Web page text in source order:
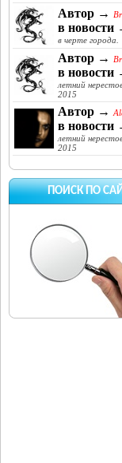
Автор →
в новости
в черте города.
Автор →
в новости
летний
2015
Автор →
в новости
летний
2015
ПОИСК ПО